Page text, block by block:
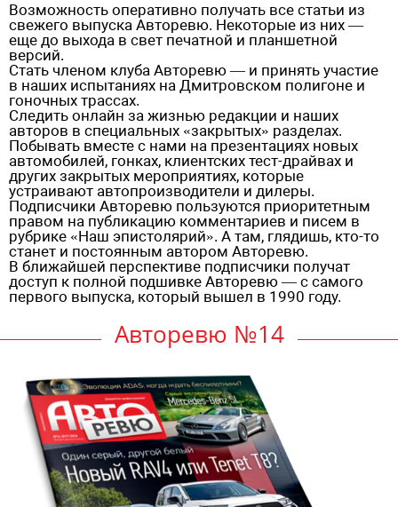
Возможность оперативно получать все статьи из
свежего выпуска Авторевю. Некоторые из них —
еще до выхода в свет печатной и планшетной
версий.
Стать членом клуба Авторевю — и принять участие
в наших испытаниях на Дмитровском полигоне и
гоночных трассах.
Следить онлайн за жизнью редакции и наших
авторов в специальных «закрытых» разделах.
Побывать вместе с нами на презентациях новых
автомобилей, гонках, клиентских тест-драйвах и
других закрытых мероприятиях, которые
устраивают автопроизводители и дилеры.
Подписчики Авторевю пользуются приоритетным
правом на публикацию комментариев и писем в
рубрике «Наш эпистолярий». А там, глядишь, кто-то
станет и постоянным автором Авторевю.
В ближайшей перспективе подписчики получат
доступ к полной подшивке Авторевю — с самого
первого выпуска, который вышел в 1990 году.
Авторевю №14